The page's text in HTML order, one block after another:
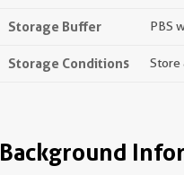
Storage Buffer PBS
Storage Conditions Store
Background